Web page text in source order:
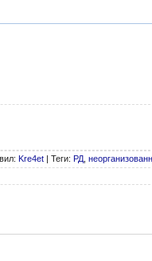
: Kre4et Теги: РД